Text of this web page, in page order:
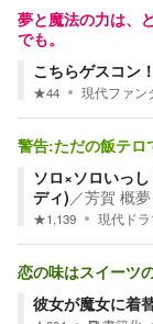
夢と魔法の力は、
でも。
こちらゲスコン
★44 現代ファン
警告:ただの飯テロ
ソロ×ソロいっ
ディ) ／芳賀 概
★1,139 現代ドラ
恋の味はスイーツ
彼女が魔女に着